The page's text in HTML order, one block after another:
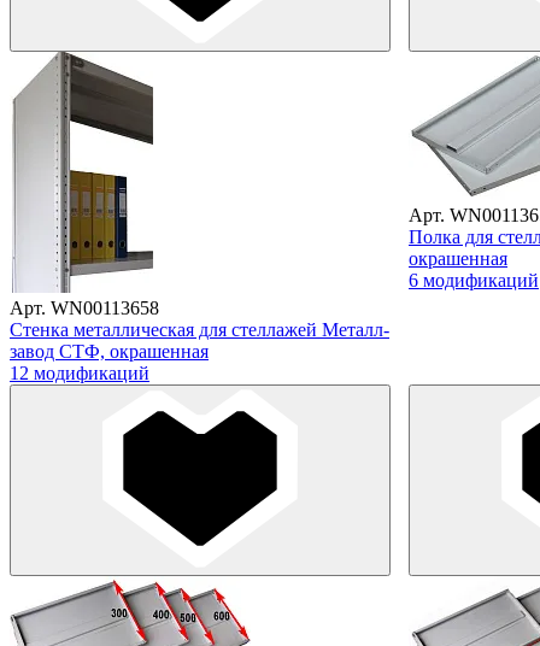
Арт. WN00113658
Стенка металлическая для стеллажей Металл-
завод СТФ, окрашенная
12 модификаций
Арт.
Полка для
окрашенная
6 модификаций